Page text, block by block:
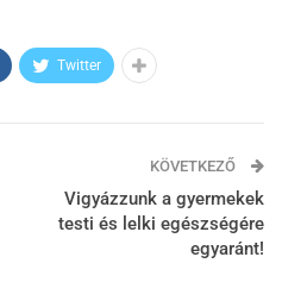
Twitter
KÖVETKEZŐ
Vigyázzunk a gyermekek
testi és lelki egészségére
egyaránt!